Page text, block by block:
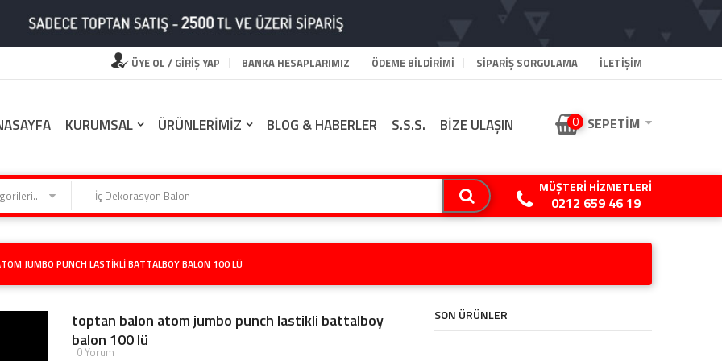
ÜYE OL / GİRİŞ YAP BANKA HESAPLARIMIZ ÖDEME BILDIRIMI SIPARIŞ SORGULAMA İLETİŞİM
KURUMSAL ÜRÜNLERİMİZ BLOG & HABERLER S.S.S. BİZE ULAŞIN 0 SEPETIM
Kategorilerimiz
MÜŞTERI HIZMETLERI
0212 659 46 19
JUMBO PUNCH LASTIKLI BATTALBOY BALON 100 LÜ
toptan balon atom jumbo punch lastikli battalboy
balon 100 lü
0 Yorum
SON ÜRÜNLER